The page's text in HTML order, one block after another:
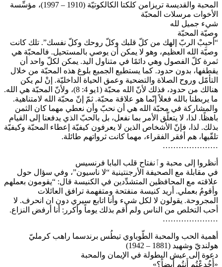
المحبة والقديسة تريزامن كلكتا الكالكوتيّة (1910 – 1997)، مؤسِّسة
الأخوات مرسلات المحبّة
شيء جميل لله
وصيّة المحبّة
“أحبِبْ الربّ إلهك من كلّ قلبك وكلّ روحك وكلّ نفسك”. تلك كانت
وصيّة الله العظيم، وهو لا يمكن أن يوصي بالمستحيل. فالمحبّة هي
ثمرة كلّ الفصول وهي دائمًا في متناول اليد. يمكن لكلّ واحد أن
يقطفها، بدون حدود. كما يستطيع الجميع بلوغ هذه المحبّة من خلال
التأمّل وروح الصلاة والتضحية وعمق الحياة الداخليّة. إنْ لم يكن
هنالك من حدود، فذلك لأنّ الله محبّة (1يو 4: 8)، ولأنّ المحبّة هي الله.
ما يربطنا بالله فعلاً إنّما هو علاقة محبّة. ثمّ إنّ محبّة الله لامتناهية.
والمشاركة في محبّة الله هي أن نحبّ وأن نعطي مهما كان الثمن
باهظًا. لذا، لا يتعلّق الأمر بما نفعل، بل بالحبّ الذي يدفعنا إلى القيام
بذلك. لذا، فإنّ الأشخاص الذين لا يعرفون كيفيّة إعطاء المحبّة وكيفيّة
تلقّيها، هم أفقر الفقراء، مهما كانت ثرواتهم طائلة.
…………………
أنظروا إلى محبة وٱنفتاح قلب البابا فرنسيس
في مقابلة مع الصحيفة الأرجنتينية “لا ناسيون”، وفي سؤال حول
علاقته مع المحافظين المتشدِّدين في الكنيسة قال: “يقومون بعملهم
وأقومُ بعملي. أريد كنيسة منفتحة ومتفهمة ترافق العائلات
المجروحة. يقولون لا لكل شيء وأنا اتابع سيري دون ان انحرف. لا
أحب التخلص من الناس ولم أقم بذلك يوماً وأكرر: أنا أرفض النزاع.
…………………
أهمية الحب والمحبة الطّوباوي تيطُس برندسما راهب كرمليّ
هولنديّ وشهيد (1881 – 1942)
دعوة إلى عيش البطولة في الإيمان والمحبة
«أَخُدِعْتُم أَنتُم أَيضاً؟»